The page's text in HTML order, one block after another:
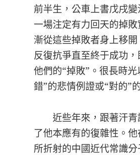
前半生，公車上書戊戌
一場注定有力回天的掉
漸從這些掉敗者身上移
反復抗爭直至終于成功
他們的“掉敗”。很長時
錯”的悲情例證或“對的”
近些年來，跟著汗
了他本應有的復雜性。
所折射的中國近代常識